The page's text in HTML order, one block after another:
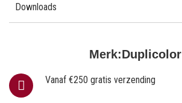
Merk:Duplicolor
Vanaf €250 gratis verzending
Downloads